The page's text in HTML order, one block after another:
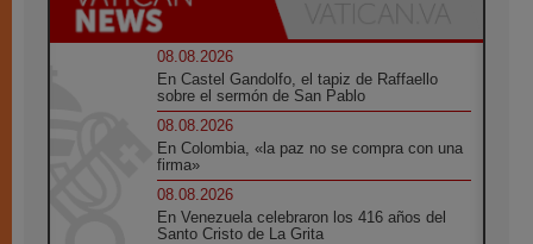
08.08.2026
En Castel Gandolfo, el tapiz de Raffaello
sobre el sermón de San Pablo
08.08.2026
En Colombia, «la paz no se compra con una
firma»
08.08.2026
En Venezuela celebraron los 416 años del
Santo Cristo de La Grita